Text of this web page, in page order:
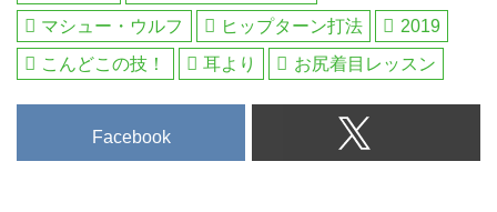
マシュー・ウルフ
ヒップターン打法
2019
こんどこの技！
耳より お尻着目レッスン
Facebook